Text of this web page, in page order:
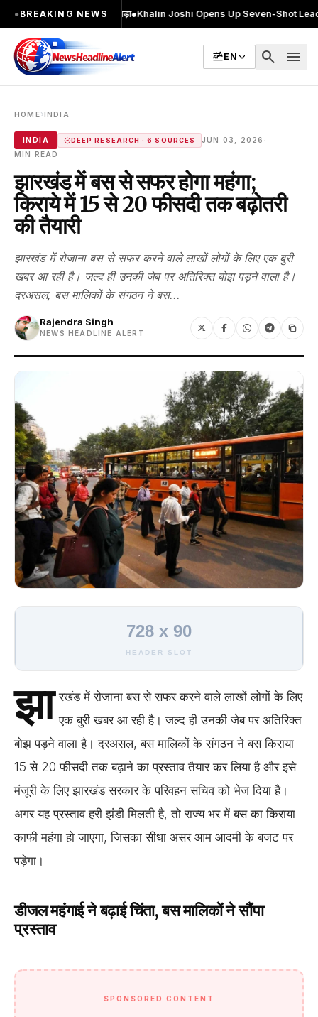
● BREAKING NEWS
2 बार चुनाव लड़ा● Khalin Joshi Opens Up Seven-Shot Lead After
EN search menu
HOME›INDIA
INDIA DEEP RESEARCH · 6 SOURCES JUN 03, 2026
MIN READ
झारखंड में बस से सफर होगा महंगा;
किराये में 15 से 20 फीसदी तक बढ़ोतरी
की तैयारी
झारखंड में रोजाना बस से सफर करने वाले लाखों लोगों के लिए एक बुरी
खबर आ रही है। जल्द ही उनकी जेब पर अतिरिक्त बोझ पड़ने वाला है।
दरअसल, बस मालिकों के संगठन ने बस...
Rajendra Singh
NEWS HEADLINE ALERT
728 x 90
HEADER SLOT
झा रखंड में रोजाना बस से सफर करने वाले लाखों लोगों के लिए
एक बुरी खबर आ रही है। जल्द ही उनकी जेब पर अतिरिक्त
बोझ पड़ने वाला है। दरअसल, बस मालिकों के संगठन ने बस किराया
15 से 20 फीसदी तक बढ़ाने का प्रस्ताव तैयार कर लिया है और इसे
मंजूरी के लिए झारखंड सरकार के परिवहन सचिव को भेज दिया है।
अगर यह प्रस्ताव हरी झंडी मिलती है, तो राज्य भर में बस का किराया
काफी महंगा हो जाएगा, जिसका सीधा असर आम आदमी के बजट पर
पड़ेगा।
डीजल महंगाई ने बढ़ाई चिंता, बस मालिकों ने सौंपा
प्रस्ताव
SPONSORED CONTENT